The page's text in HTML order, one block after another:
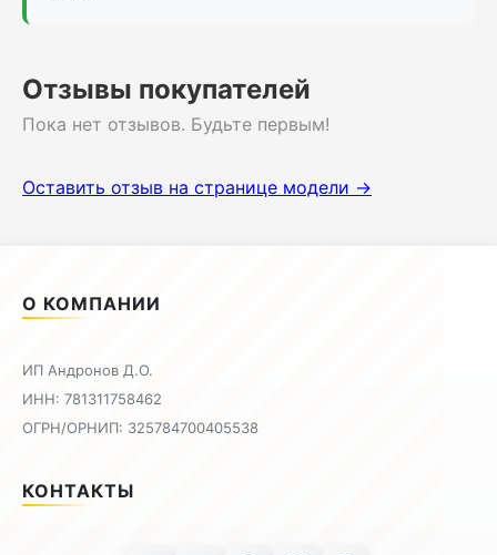
Отзывы покупателей
Пока нет отзывов. Будьте первым!
Оставить отзыв на странице модели →
О КОМПАНИИ
ИП Андронов Д.О.
ИНН: 781311758462
ОГРН/ОРНИП: 325784700405538
КОНТАКТЫ